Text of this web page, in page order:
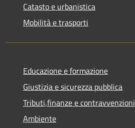
Catasto e urbanistica
Mobilità e trasporti
Educazione e formazione
Giustizia e sicurezza pubblica
Tributi,finanze e contravvenzioni
Ambiente